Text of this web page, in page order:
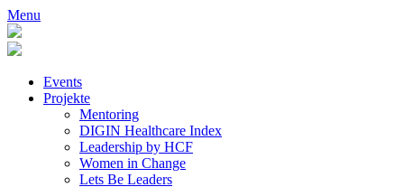
Menu
Events
Projekte
Mentoring
DIGIN Healthcare Index
Leadership by HCF
Women in Change
Lets Be Leaders